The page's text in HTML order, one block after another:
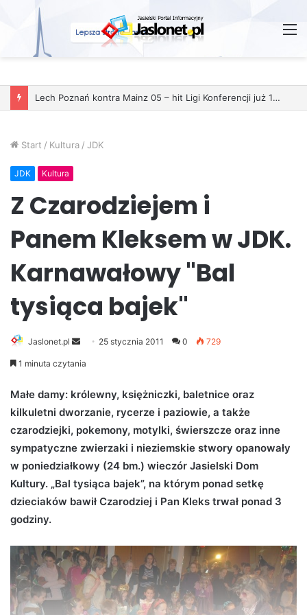
Lech Poznań kontra Mainz 05 – hit Ligi Konferencji już 11 grudnia
Start / Kultura / JDK
JDK Kultura
Z Czarodziejem i
Panem Kleksem w JDK.
Karnawałowy "Bal
tysiąca bajek"
Jaslonet.pl
e
d
a
a
i
l
25 stycznia 2011 0 729
1 minuta czytania
Małe damy: królewny, księżniczki, baletnice oraz
kilkuletni dworzanie, rycerze i paziowie, a także
czarodziejki, pokemony, motylki, świerszcze oraz inne
sympatyczne zwierzaki i nieziemskie stwory opanowały
w poniedziałkowy (24 bm.) wieczór Jasielski Dom
Kultury. „Bal tysiąca bajek”, na którym ponad setkę
dzieciaków bawił Czarodziej i Pan Kleks trwał ponad 3
godziny.